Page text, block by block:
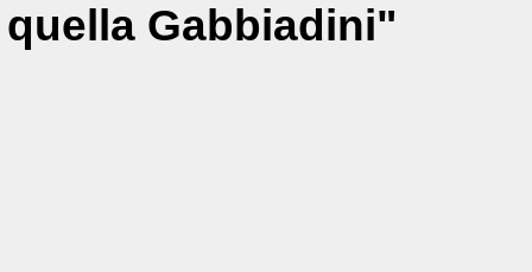
quella Gabbiadini"